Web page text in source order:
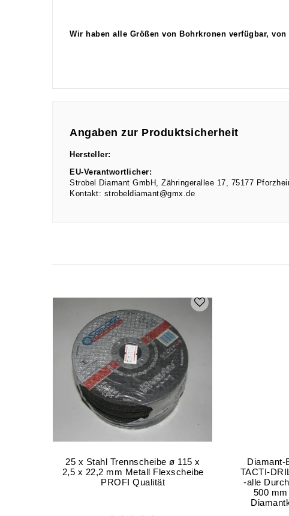
Wir haben alle Größen von Bohrkronen verfügbar,
Angaben zur Produktsicherheit
Hersteller:
EU-Verantwortlicher:
Strobel Diamant GmbH
Zähringerallee 17 75177
Kontakt: strobeldiamant@gmx.de
25 x Stahl Trennscheibe ø 115 x
2,5 x 22,2 mm Metall Flexscheibe
PROFI Qualität
Diamant-
TACTI-
-alle
500